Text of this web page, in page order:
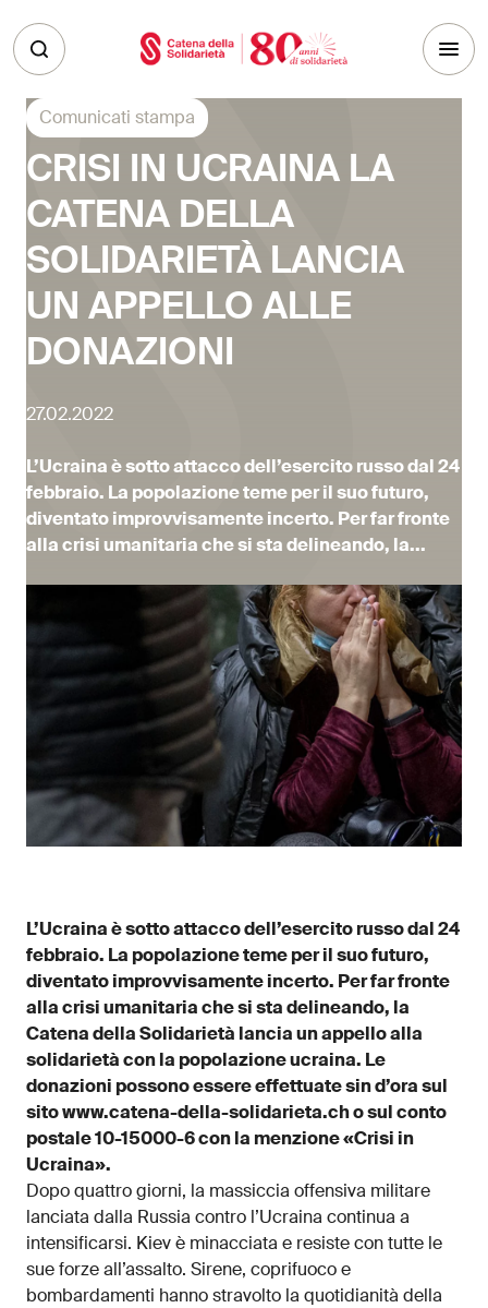
Comunicati stampa
CRISI IN UCRAINA LA
CATENA DELLA
SOLIDARIETÀ LANCIA
UN APPELLO ALLE
DONAZIONI
27.02.2022
L’Ucraina è sotto attacco dell’esercito russo dal 24
febbraio. La popolazione teme per il suo futuro,
diventato improvvisamente incerto. Per far fronte
alla crisi umanitaria che si sta delineando, la...
L’Ucraina è sotto attacco dell’esercito russo dal 24
febbraio. La popolazione teme per il suo futuro,
diventato improvvisamente incerto. Per far fronte
alla crisi umanitaria che si sta delineando, la
Catena della Solidarietà lancia un appello alla
solidarietà con la popolazione ucraina. Le
donazioni possono essere effettuate sin d’ora sul
sito www.catena-della-solidarieta.ch o sul conto
postale 10-15000-6 con la menzione «Crisi in
Ucraina».
Dopo quattro giorni, la massiccia offensiva militare
lanciata dalla Russia contro l’Ucraina continua a
intensificarsi. Kiev è minacciata e resiste con tutte le
sue forze all’assalto. Sirene, coprifuoco e
bombardamenti hanno stravolto la quotidianità della